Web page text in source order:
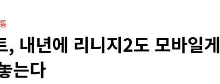
, 내년에 리니지2도 모바일게
는다